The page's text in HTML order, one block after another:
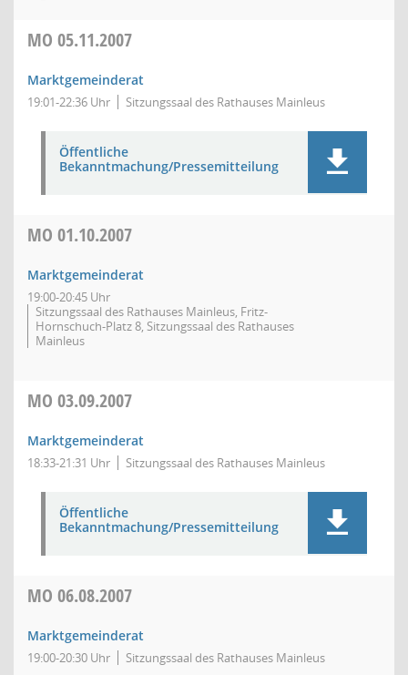
MO 05.11.2007
Marktgemeinderat
19:01-22:36 Uhr Sitzungssaal des Rathauses Mainleus
Öffentliche
Bekanntmachung/Pressemitteilung
MO 01.10.2007
Marktgemeinderat
19:00-20:45 Uhr
Sitzungssaal des Rathauses Mainleus, Fritz-
Hornschuch-Platz 8, Sitzungssaal des Rathauses
Mainleus
MO 03.09.2007
Marktgemeinderat
18:33-21:31 Uhr Sitzungssaal des Rathauses Mainleus
Öffentliche
Bekanntmachung/Pressemitteilung
MO 06.08.2007
Marktgemeinderat
19:00-20:30 Uhr Sitzungssaal des Rathauses Mainleus